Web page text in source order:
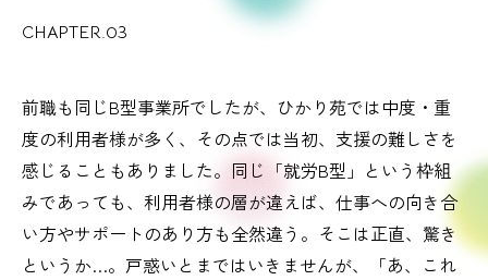
CHAPTER.03
前職も同じB型事業所でしたが、ひかり苑では中度・重
度の利用者様が多く、その点では当初、支援の難しさを
感じることもありました。同じ「就労B型」という枠組
みであっても、利用者様の層が違えば、仕事への向き合
い方やサポートのあり方も全然違う。そこは正直、驚き
というか…。戸惑いとまではいきませんが、「あ、これ